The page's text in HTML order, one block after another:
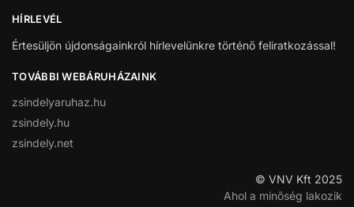
HÍRLEVÉL
Értesüljön újdonságainkról hírlevelünkre történő feliratkozással!
TOVÁBBI WEBÁRUHÁZAINK
zsindelyaruhaz.hu
zsindely.hu
zsindely.net
© VNV Kft 2025
Ahol a minőség lakozik